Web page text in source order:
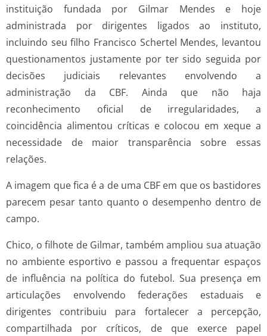
instituição fundada por Gilmar Mendes e hoje
administrada por dirigentes ligados ao instituto,
incluindo seu filho Francisco Schertel Mendes, levantou
questionamentos justamente por ter sido seguida por
decisões judiciais relevantes envolvendo a
administração da CBF. Ainda que não haja
reconhecimento oficial de irregularidades, a
coincidência alimentou críticas e colocou em xeque a
necessidade de maior transparência sobre essas
relações.
A imagem que fica é a de uma CBF em que os bastidores
parecem pesar tanto quanto o desempenho dentro de
campo.
Chico, o filhote de Gilmar, também ampliou sua atuação
no ambiente esportivo e passou a frequentar espaços
de influência na política do futebol. Sua presença em
articulações envolvendo federações estaduais e
dirigentes contribuiu para fortalecer a percepção,
compartilhada por críticos, de que exerce papel